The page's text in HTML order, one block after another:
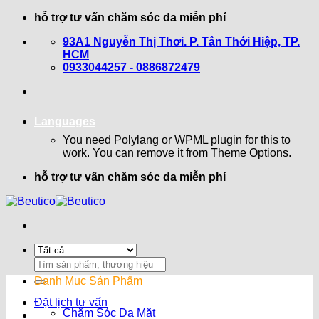
hỗ trợ tư vấn chăm sóc da miễn phí
93A1 Nguyễn Thị Thơi. P. Tân Thới Hiệp, TP.
HCM
0933044257 - 0886872479
Languages
You need Polylang or WPML plugin for this to
work. You can remove it from Theme Options.
hỗ trợ tư vấn chăm sóc da miễn phí
Search
for:
Đặt lịch tư vấn
Danh Mục Sản Phẩm
Chăm Sóc Da Mặt